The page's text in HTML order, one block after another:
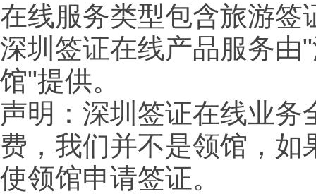
在线服务类型包含旅游签
深圳签证在线产品服务由
馆"提供。
声明：深圳签证在线业务
费，我们并不是领馆，
使领馆申请签证。